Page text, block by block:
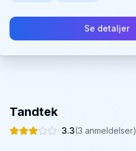
Se detaljer
Tandtek
3.3(3 anmeldelser)